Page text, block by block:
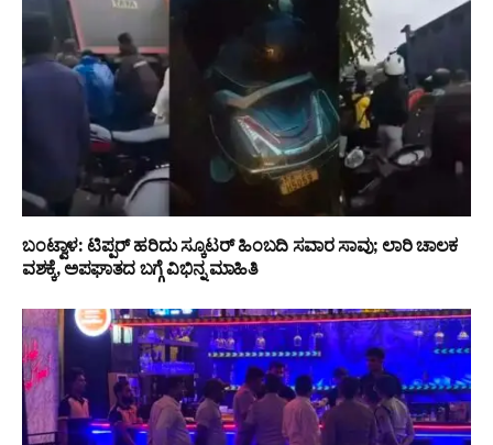
ಬಂಟ್ವಾಳ: ಟಿಪ್ಪರ್ ಹರಿದು ಸ್ಕೂಟರ್ ಹಿಂಬದಿ ಸವಾರ ಸಾವು; ಲಾರಿ ಚಾಲಕ
ವಶಕ್ಕೆ, ಅಪಘಾತದ ಬಗ್ಗೆ ವಿಭಿನ್ನ ಮಾಹಿತಿ